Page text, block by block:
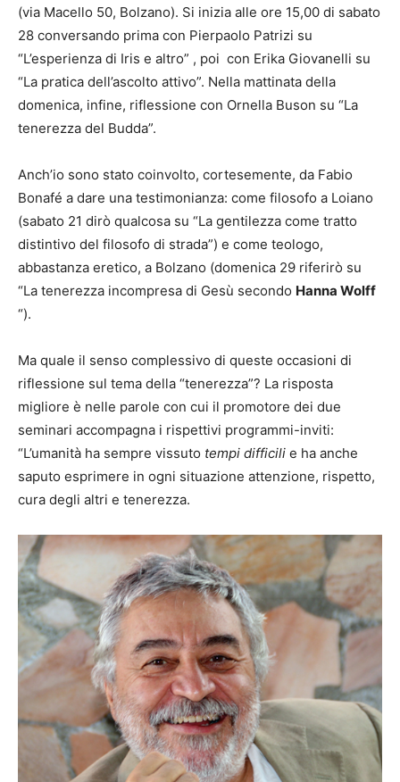
(via Macello 50, Bolzano). Si inizia alle ore 15,00 di sabato
28 conversando prima con Pierpaolo Patrizi su
“L’esperienza di Iris e altro” , poi con Erika Giovanelli su
“La pratica dell’ascolto attivo”. Nella mattinata della
domenica, infine, riflessione con Ornella Buson su “La
tenerezza del Budda”.
Anch’io sono stato coinvolto, cortesemente, da Fabio
Bonafé a dare una testimonianza: come filosofo a Loiano
(sabato 21 dirò qualcosa su “La gentilezza come tratto
distintivo del filosofo di strada”) e come teologo,
abbastanza eretico, a Bolzano (domenica 29 riferirò su
“La tenerezza incompresa di Gesù secondo Hanna Wolff
“).
Ma quale il senso complessivo di queste occasioni di
riflessione sul tema della “tenerezza”? La risposta
migliore è nelle parole con cui il promotore dei due
seminari accompagna i rispettivi programmi-inviti:
“L’umanità ha sempre vissuto tempi difficili e ha anche
saputo esprimere in ogni situazione attenzione, rispetto,
cura degli altri e tenerezza.